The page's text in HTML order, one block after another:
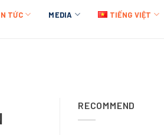
TỨC MEDIA TIẾNG VIỆT
RECOMMEND